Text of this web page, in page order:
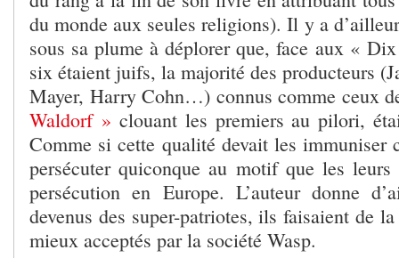
du monde aux seules religions). Il y a
sous sa plume à déplorer que, face aux «
six étaient juifs, la majorité des producteurs
Mayer, Harry Cohn…) connus comme ceux
Waldorf » clouant les premiers au pilori,
Comme si cette qualité devait les immuniser
persécuter quiconque au motif que les
persécution en Europe. L’auteur donne
devenus des super-patriotes, ils faisaient de
mieux acceptés par la société Wasp.